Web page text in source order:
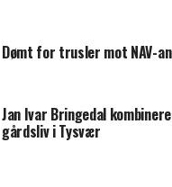
Dømt for trusler mot NAV-
Jan Ivar Bringedal
gårdsliv i Tysvær